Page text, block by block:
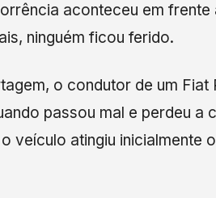
aconteceu em
ninguém ficou ferido.
o condutor de um Fiat
passou mal e perdeu a
veículo atingiu inicialmente